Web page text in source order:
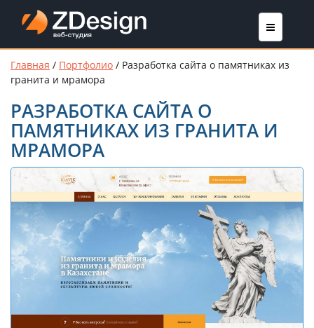
Главная / Портфолио / Разработка сайта о памятниках из
гранита и мрамора
РАЗРАБОТКА САЙТА О
ПАМЯТНИКАХ ИЗ ГРАНИТА И
МРАМОРА